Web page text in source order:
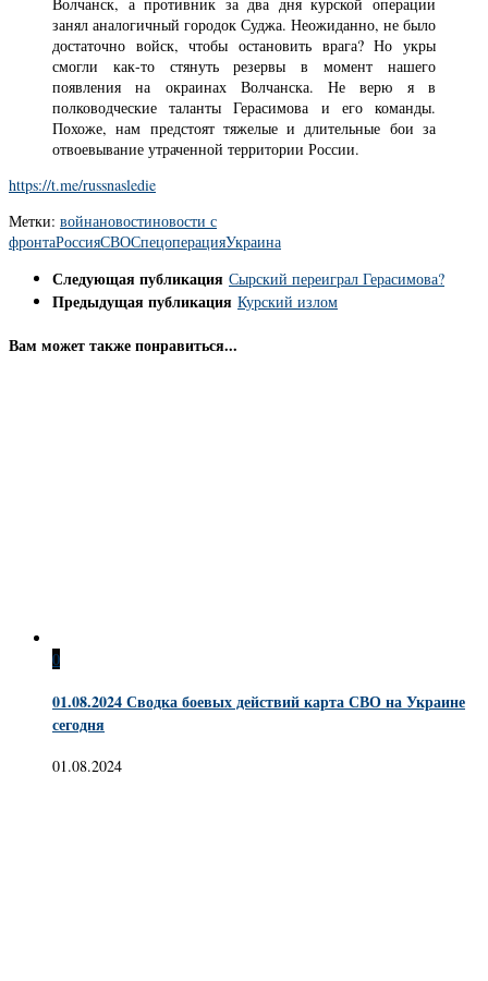
занял аналогичный городок Суджа. Неожиданно, не было
достаточно войск, чтобы остановить врага? Но укры
смогли как-то стянуть резервы в момент нашего
появления на окраинах Волчанска. Не верю я в
полководческие таланты Герасимова и его команды.
Похоже, нам предстоят тяжелые и длительные бои за
отвоевывание утраченной территории России.
https://t.me/russnasledie
Метки: войнановостиновости с
фронтаРоссияСВОСпецоперацияУкраина
Следующая публикация Сырский переиграл Герасимова?
Предыдущая публикация Курский излом
Вам может также понравиться...
0
01.08.2024 Сводка боевых действий карта СВО на Украине
сегодня
01.08.2024